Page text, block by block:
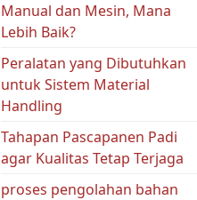
Manual dan Mesin, Mana
Lebih Baik?
Peralatan yang Dibutuhkan
untuk Sistem Material
Handling
Tahapan Pascapanen Padi
agar Kualitas Tetap Terjaga
proses pengolahan bahan